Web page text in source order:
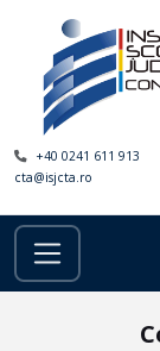
+40 0241 611 913
cta@isjcta.ro